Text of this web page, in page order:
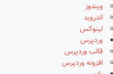
ویندوز
اندروید
لینوکس
وردپرس
قالب وردپرس
افزونه وردپرس